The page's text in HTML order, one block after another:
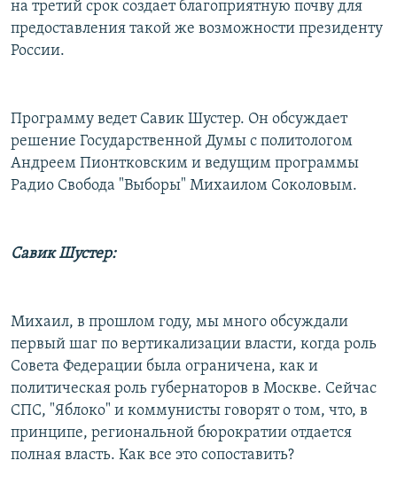
на третий срок создает благоприятную почву для
предоставления такой же возможности президенту
России.
Программу ведет Савик Шустер. Он обсуждает
решение Государственной Думы с политологом
Андреем Пионтковским и ведущим программы
Радио Свобода "Выборы" Михаилом Соколовым.
Савик Шустер:
Михаил, в прошлом году, мы много обсуждали
первый шаг по вертикализации власти, когда роль
Совета Федерации была ограничена, как и
политическая роль губернаторов в Москве. Сейчас
СПС, "Яблоко" и коммунисты говорят о том, что, в
принципе, региональной бюрократии отдается
полная власть. Как все это сопоставить?